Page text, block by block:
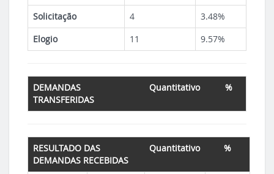
Solicitação
4
3.48%
Elogio
11 9.57%
DEMANDAS
TRANSFERIDAS
Quantitativo %
RESULTADO DAS
DEMANDAS RECEBIDAS
Quantitativo %